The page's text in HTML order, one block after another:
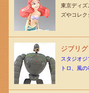
東京ディズ
ズやコレ
ジブリ
スタジオ
トロ、風